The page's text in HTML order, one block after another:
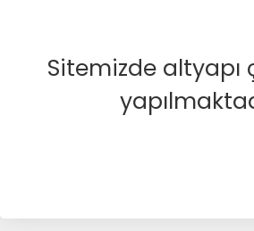
Sitemizde altyapı